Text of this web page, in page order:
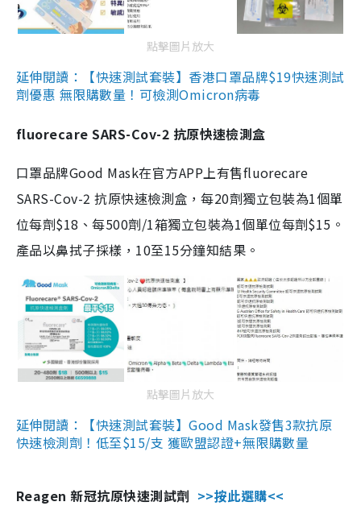
點擊圖片放大
延伸閱讀：【快速測試套裝】香港口罩品牌$19快速測試
劑優惠 無限購數量！可檢測Omicron病毒
fluorecare SARS-Cov-2 抗原快速檢測盒
口罩品牌Good Mask在官方APP上有售fluorecare
SARS-Cov-2 抗原快速檢測盒，每20劑獨立包裝為1個單
位每劑$18、每500劑/1箱獨立包裝為1個單位每劑$15。
產品以鼻拭子採樣，10至15分鐘知結果。
點擊圖片放大
延伸閱讀：【快速測試套裝】Good Mask發售3款抗原
快速檢測劑！低至$15/支 獲歐盟認證+無限購數量
Reagen 新冠抗原快速測試劑 >>按此選購<<